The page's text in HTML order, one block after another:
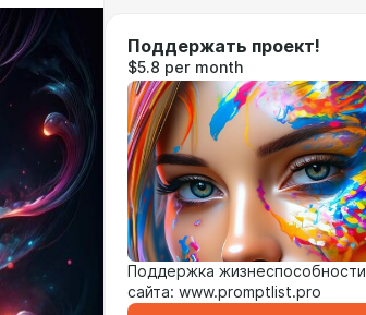
Поддержать проект!
$5.8 per month
Поддержка жизнеспособности
сайта: www.promptlist.pro